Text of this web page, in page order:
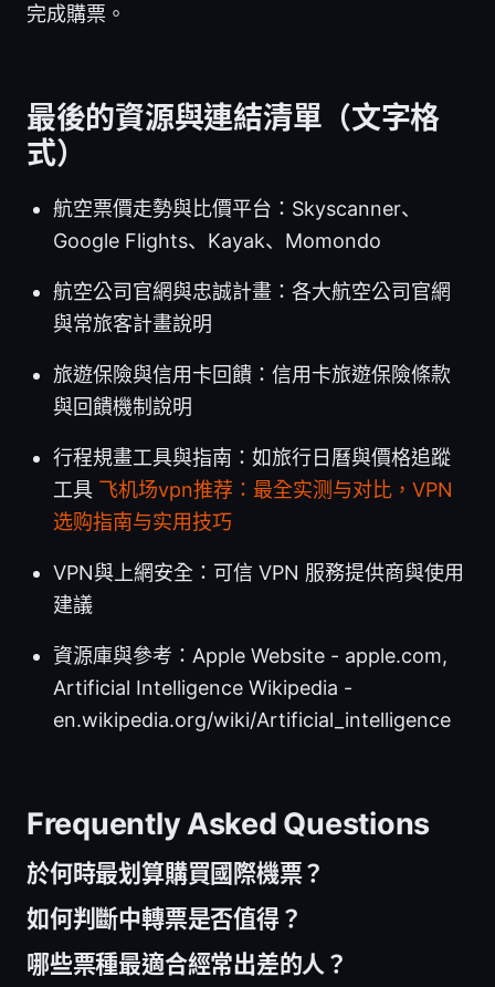
完成購票。
最後的資源與連結清單（文字格
式）
航空票價走勢與比價平台：Skyscanner、
Google Flights、Kayak、Momondo
航空公司官網與忠誠計畫：各大航空公司官網
與常旅客計畫說明
旅遊保險與信用卡回饋：信用卡旅遊保險條款
與回饋機制說明
行程規畫工具與指南：如旅行日曆與價格追蹤
工具 飞机场vpn推荐：最全实测与对比，VPN
选购指南与实用技巧
VPN與上網安全：可信 VPN 服務提供商與使用
建議
資源庫與參考：Apple Website - apple.com,
Artificial Intelligence Wikipedia -
en.wikipedia.org/wiki/Artificial_intelligence
Frequently Asked Questions
於何時最划算購買國際機票？
如何判斷中轉票是否值得？
哪些票種最適合經常出差的人？